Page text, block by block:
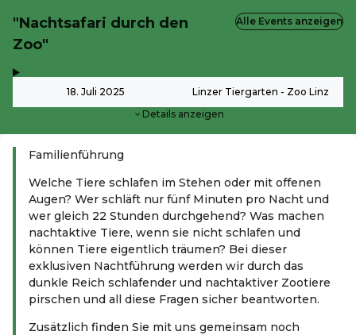
"Nachtsafari durch den
Zoo"
18. Juli 2025 Linzer Tiergarten - Zoo Linz
Details anzeigen
Alle Events anzeigen
Familienführung
Welche Tiere schlafen im Stehen oder mit offenen
Augen? Wer schläft nur fünf Minuten pro Nacht und
wer gleich 22 Stunden durchgehend? Was machen
nachtaktive Tiere, wenn sie nicht schlafen und
können Tiere eigentlich träumen? Bei dieser
exklusiven Nachtführung werden wir durch das
dunkle Reich schlafender und nachtaktiver Zootiere
pirschen und all diese Fragen sicher beantworten.
Zusätzlich finden Sie mit uns gemeinsam noch